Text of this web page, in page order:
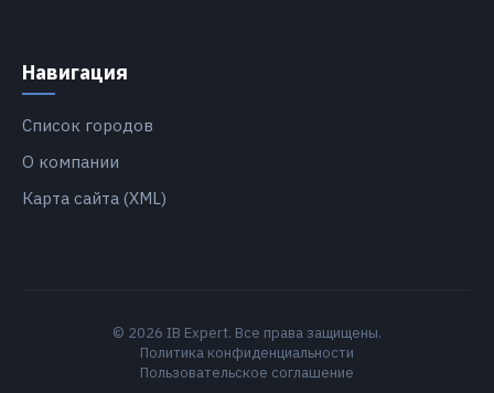
Навигация
Список городов
О компании
Карта сайта (XML)
© 2026 IB Expert. Все права защищены.
Политика конфиденциальности
Пользовательское соглашение